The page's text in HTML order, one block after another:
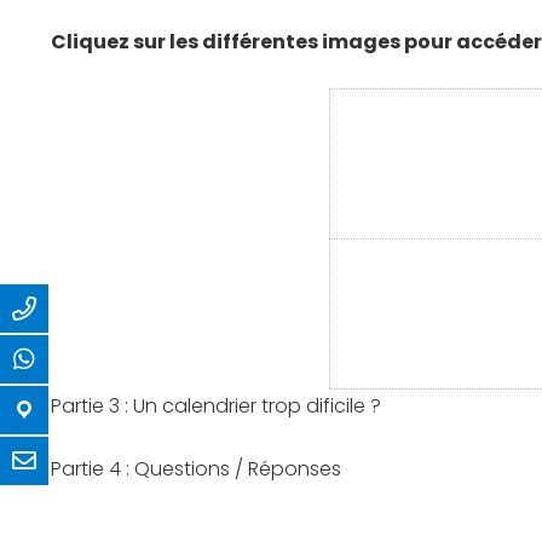
Cliquez sur les différentes images pour
Partie 3 : Un calendrier trop dificile ?
Partie 4 : Questions / Réponses